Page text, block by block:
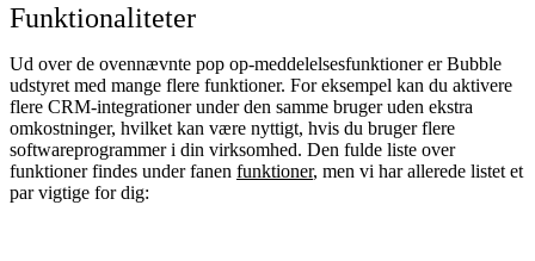
Funktionaliteter
Ud over de ovennævnte pop op-meddelelsesfunktioner er Bubble
udstyret med mange flere funktioner. For eksempel kan du aktivere
flere CRM-integrationer under den samme bruger uden ekstra
omkostninger, hvilket kan være nyttigt, hvis du bruger flere
softwareprogrammer i din virksomhed. Den fulde liste over
funktioner findes under fanen funktioner, men vi har allerede listet et
par vigtige for dig: